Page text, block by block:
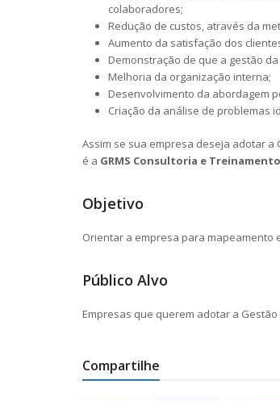
colaboradores;
Redução de custos, através da
Aumento da satisfação dos
Demonstração de que a gestão
Melhoria da organização interna;
Desenvolvimento da abordagem
Criação da análise de problemas
Assim se sua empresa deseja adotar
é a GRMS Consultoria e Treinamento
Objetivo
Orientar a empresa para mapeamento
Público Alvo
Empresas que querem adotar a
Compartilhe